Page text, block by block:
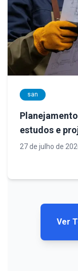
san
estudos e
sistemas de
27 de julho de
Ver